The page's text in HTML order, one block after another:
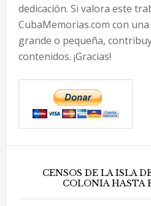
dedicación. Si valora este
CubaMemorias.com con
grande o pequeña,
contenidos. ¡Gracias!
CENSOS DE LA ISLA
COLONIA HASTA